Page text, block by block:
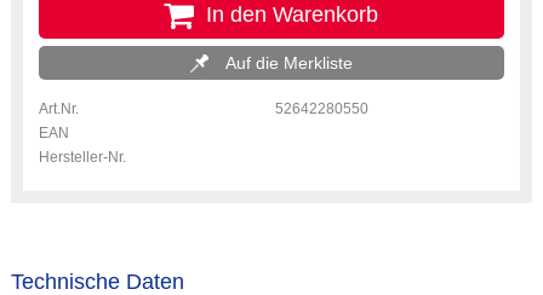
In den Warenkorb
Auf die Merkliste
Art.Nr.
52642280550
EAN
Hersteller-Nr.
Technische Daten